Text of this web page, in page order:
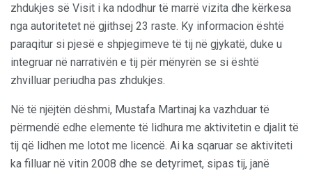
zhdukjes së Visit i ka ndodhur të marrë vizita dhe kërkesa
nga autoritetet në gjithsej 23 raste. Ky informacion është
paraqitur si pjesë e shpjegimeve të tij në gjykatë, duke u
integruar në narrativën e tij për mënyrën se si është
zhvilluar periudha pas zhdukjes.
Në të njëjtën dëshmi, Mustafa Martinaj ka vazhduar të
përmendë edhe elemente të lidhura me aktivitetin e djalit të
tij që lidhen me lotot me licencë. Ai ka sqaruar se aktiviteti
ka filluar në vitin 2008 dhe se detyrimet, sipas tij, janë